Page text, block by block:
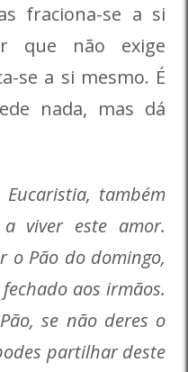
fraciona-se a si
que não exige
se a si mesmo. É
nada, mas dá
também
viver este amor.
o Pão do domingo,
aos irmãos.
se não deres o
partilhar deste